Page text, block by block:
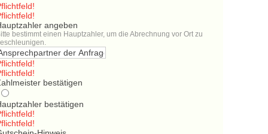
angeben
bestimmt einen Hauptzahler, um die Abrechnung vor Ort zu
bestätigen
bestätigen